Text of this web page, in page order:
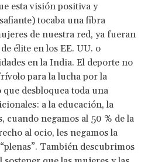
esta visión positiva y
tocaba una fibra
de nuestra red, ya fueran
élite en los EE. UU. o
en la India. El deporte no
para la lucha por la
desbloquea toda una
a la educación, la
cuando negamos al 50 % de la
al ocio, les negamos la
También descubrimos